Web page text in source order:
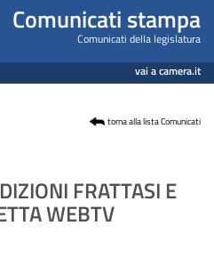
Comunicati stampa
Comunicati della legislatura
vai a camera.it
FRATTASI E
WEBTV
torna alla lista Comunicati